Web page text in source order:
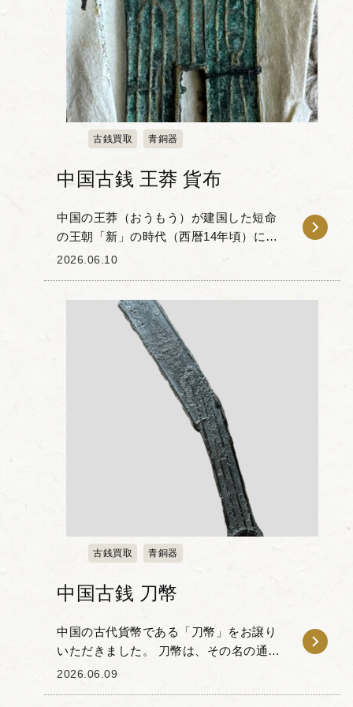
古銭買取 青銅器
中国古銭 王莽 貨布
中国の王莽（おうもう）が建国した短命
の王朝「新」の時代（西暦14年頃）に鋳
造された「貨布」と呼ばれる青銅貨幣を
流れを汲んでお...
2026.06.10
古銭買取 青銅器
中国古銭 刀幣
中国の古代貨幣である「刀幣」をお譲り
いただきました。 刀幣は、その名の通り
「刀」の形状を模して造られた青銅貨幣
2026.06.09